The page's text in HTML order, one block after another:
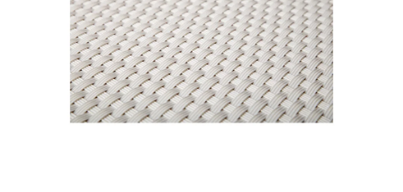
CHOVATELSKÉ POTŘEBY
DOPLŇKY A DEKORACE